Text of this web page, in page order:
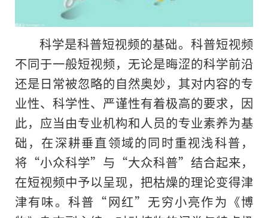
科学是科普短视频的基础。科普短视频
不同于一般短视频，无论是晦涩的科学前沿
还是日常被忽略的自然奥妙，其对内容的专
业性、科学性、严谨性有着极高的要求，因
此，应当由专业机构和人员的专业素养为基
础，在深耕垂直领域的同时重视浅科普，
将“小众科学”与“大众科普”结合起来，
在短视频中予以呈现，把枯燥的理论变得津
津有味。科普“网红”无穷小亮作为《博